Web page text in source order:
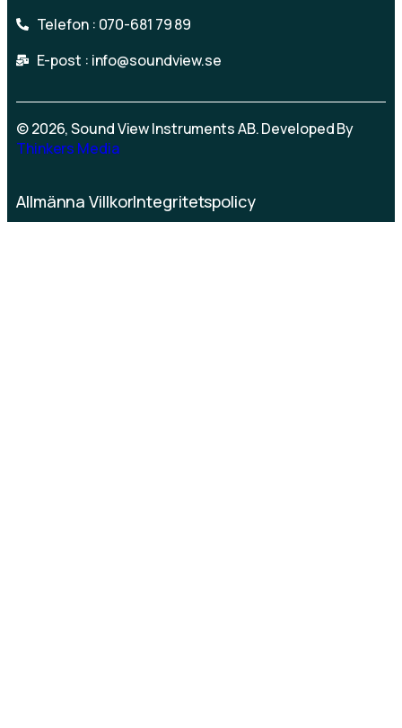
Telefon : 070-681 79 89
E-post : info@soundview.se
© 2026, Sound View Instruments AB. Developed By
Thinkers Media
Allmänna VillkorIntegritetspolicy